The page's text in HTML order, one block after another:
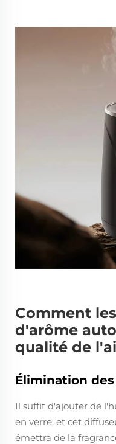
Comment
d'arôme
qualité de
Élimination
Il suffit d'ajouter de
en verre, et cet
émettra de la